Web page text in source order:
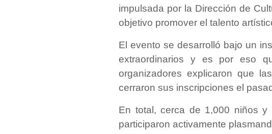
impulsada por la Dirección de
objetivo promover el talento
​El evento se desarrolló bajo un
extraordinarios y es por eso
organizadores explicaron que
cerraron sus inscripciones el
En total, cerca de 1,000 niños y
participaron activamente